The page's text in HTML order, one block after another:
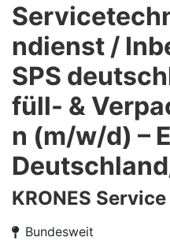
ndienst /
SPS
füll- &
n (m/w/d) –
KRONES
Bundesweit